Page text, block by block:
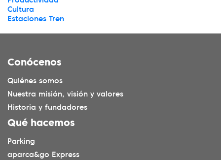
Cultura
Estaciones Tren
Conócenos
Quiénes somos
Nuestra misión, visión y valores
Historia y fundadores
Qué hacemos
Parking
aparca&go Express